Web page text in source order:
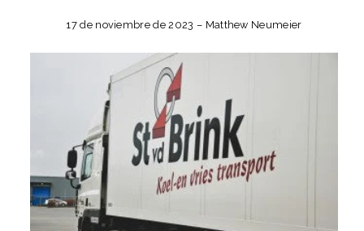
17 de noviembre de 2023 – Matthew Neumeier